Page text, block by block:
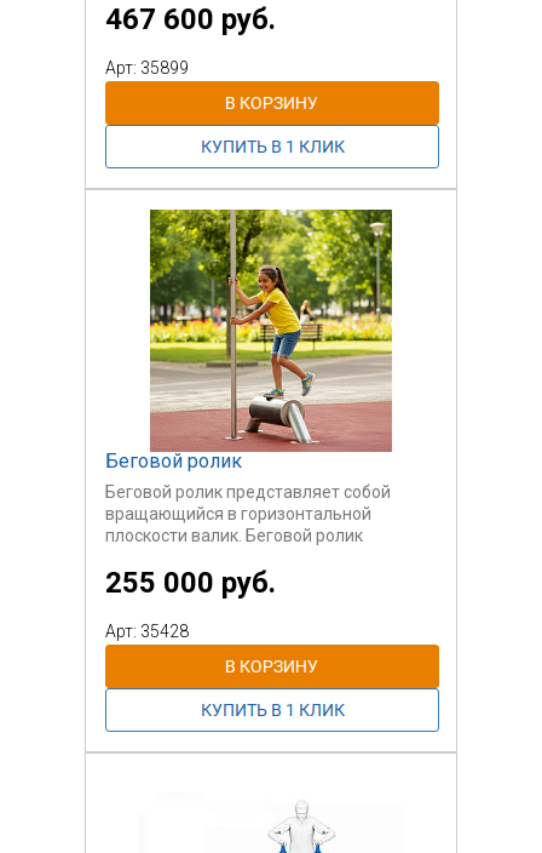
спортивных площадок, научных парков,
учит пониманию соединения узлов
машин.
Возраст пользователей - от 18 лет.
Оборудование является тренажером,
развивает пространственное мышление,
способствует разработке кистей рук.
467 600 руб.
Арт: 35899
Беговой ролик
Беговой ролик представляет собой
вращающийся в горизонтальной
плоскости валик. Беговой ролик
кардиотренировки, а также может
использоваться в качестве игрового
элемента.
255 000 руб.
Арт: 35428